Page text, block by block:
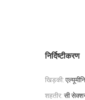
निर्दिष्टीकरण
खिड़की:
शहतीर: सी